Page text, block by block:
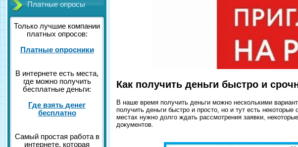
Платные опросы
Только лучшие компании
платных опросов:
Платные опросники
В интернете есть места,
где можно получить
бесплатные деньги:
Где взять денег
бесплатно
Самый простая работа в
интернете, которая
Как получить деньги быстро и
В наше время получить деньги можно несколькими
получить деньги быстро и просто, но и тут есть
местах нужно долго ждать рассмотрения заявки,
документов.